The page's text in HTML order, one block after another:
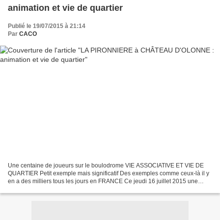
animation et vie de quartier
Publié le 19/07/2015 à 21:14
Par CACO
Une centaine de joueurs sur le boulodrome VIE ASSOCIATIVE ET VIE DE
QUARTIER Petit exemple mais significatif Des exemples comme ceux-là il y
en a des milliers tous les jours en FRANCE Ce jeudi 16 juillet 2015 une